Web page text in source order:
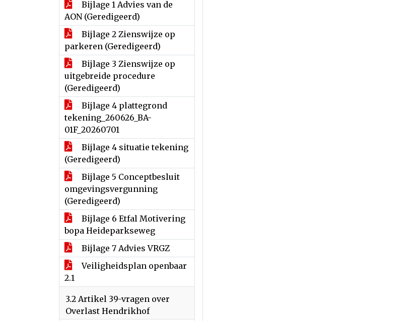
Bijlage 1 Advies van de
AON (Geredigeerd)
Bijlage 2 Zienswijze op
parkeren (Geredigeerd)
Bijlage 3 Zienswijze op
uitgebreide procedure
(Geredigeerd)
Bijlage 4 plattegrond
tekening_260626_BA-
01F_20260701
Bijlage 4 situatie tekening
(Geredigeerd)
Bijlage 5 Conceptbesluit
omgevingsvergunning
(Geredigeerd)
Bijlage 6 Etfal Motivering
bopa Heideparkseweg
Bijlage 7 Advies VRGZ
Veiligheidsplan openbaar
2.1
3.2 Artikel 39-vragen over
Overlast Hendrikhof